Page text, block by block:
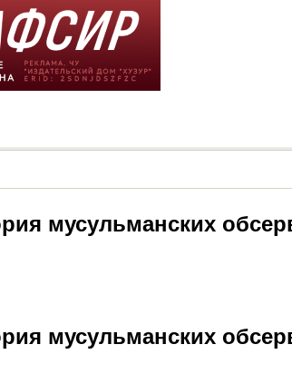
мусульманских
мусульманских